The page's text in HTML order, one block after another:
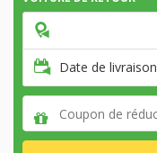
Date de livraison